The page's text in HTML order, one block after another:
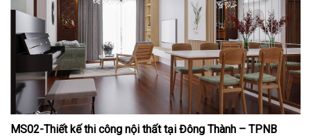
MS02-Thiết kế thi công nội thất tại Đông Thành – TPNB